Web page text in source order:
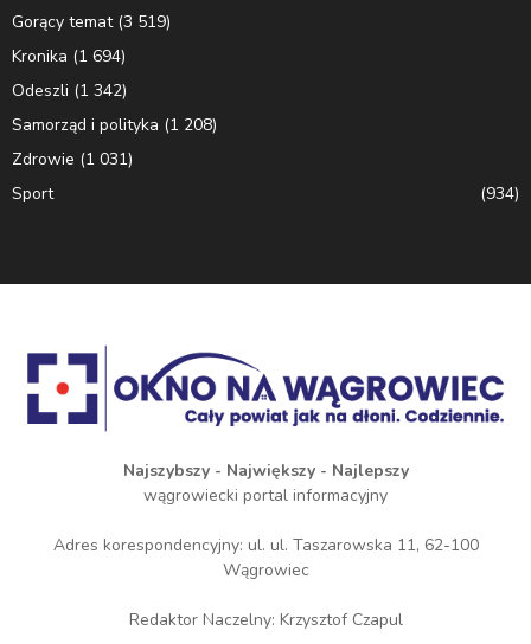
Gorący temat(3 519)
Kronika (1 694)
Odeszli (1 342)
Samorząd i polityka (1 208)
Zdrowie (1 031)
Sport
(934)
Najszybszy - Największy - Najlepszy
wągrowiecki portal informacyjny
Adres korespondencyjny: ul. ul. Taszarowska 11, 62-100
Wągrowiec
Redaktor Naczelny: Krzysztof Czapul